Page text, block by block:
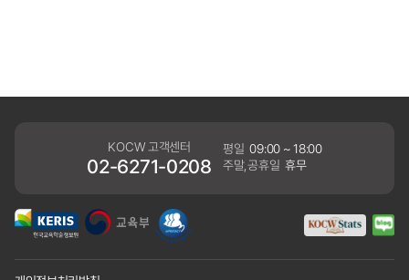
KOCW 고객센터
02-6271-0208
평일 09:00 ~ 18:00
주말,공휴일 휴무